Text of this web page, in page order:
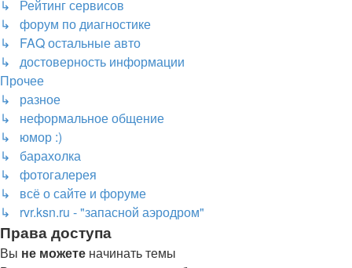
↳ Рейтинг сервисов
↳ форум по диагностике
↳ FAQ остальные авто
↳ достоверность информации
Прочее
↳ разное
↳ неформальное общение
↳ юмор :)
↳ барахолка
↳ фотогалерея
↳ всё о сайте и форуме
↳ rvr.ksn.ru - "запасной аэродром"
Права доступа
Вы не можете начинать темы